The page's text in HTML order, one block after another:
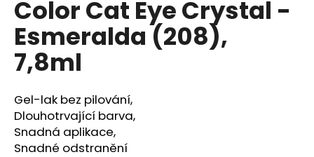
Color Cat Eye Crystal -
Esmeralda (208),
7,8ml
Gel-lak bez pilování,
Dlouhotrvající barva,
Snadná aplikace,
Snadné odstranění
a
j
í
t
?